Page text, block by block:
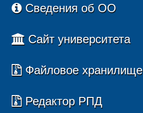
Сведения об ОО
Сайт университета
Файловое хранилище
Редактор РПД